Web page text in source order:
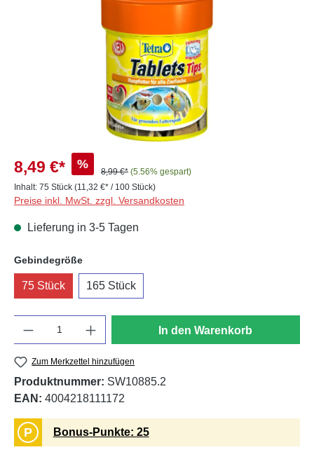
8,49 €* %
8,99 €* (5.56% gespart)
Inhalt: 75 Stück (11,32 €* / 100 Stück)
Preise inkl. MwSt. zzgl. Versandkosten
Lieferung in 3-5 Tagen
Gebindegrößeauswählen
75 Stück 165 Stück
In den Warenkorb
Zum Merkzettel hinzufügen
Produktnummer: SW10885.2
EAN: 4004218111172
P Bonus-Punkte: 25